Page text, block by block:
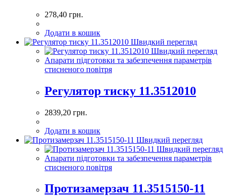
278,40 грн.
Додати в кошик
Швидкий перегляд
Швидкий перегляд
Апарати підготовки та забезпечення параметрів
стисненого повітря
Регулятор тиску 11.3512010
2839,20 грн.
Додати в кошик
Швидкий перегляд
Швидкий перегляд
Апарати підготовки та забезпечення параметрів
стисненого повітря
Протизамерзач 11.3515150-11